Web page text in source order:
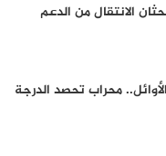
الانتقال من الدعم
محراب تحصد الدرجة